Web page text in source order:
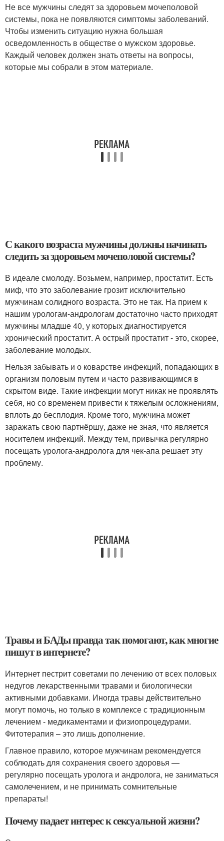
Не все мужчины следят за здоровьем мочеполовой
системы, пока не появляются симптомы заболеваний.
Чтобы изменить ситуацию нужна большая
осведомленность в обществе о мужском здоровье.
Каждый человек должен знать ответы на вопросы,
которые мы собрали в этом материале.
С какого возраста мужчины должны начинать
следить за здоровьем мочеполовой системы?
В идеале смолоду. Возьмем, например, простатит. Есть
миф, что это заболевание грозит исключительно
мужчинам солидного возраста. Это не так. На прием к
нашим урологам-андрологам достаточно часто приходят
мужчины младше 40, у которых диагностируется
хронический простатит. А острый простатит - это, скорее,
заболевание молодых.
Нельзя забывать и о коварстве инфекций, попадающих в
организм половым путем и часто развивающимся в
скрытом виде. Такие инфекции могут никак не проявлять
себя, но со временем привести к тяжелым осложнениям,
вплоть до бесплодия. Кроме того, мужчина может
заражать свою партнёршу, даже не зная, что является
носителем инфекций. Между тем, привычка регулярно
посещать уролога-андролога для чек-апа решает эту
проблему.
Травы и БАДы правда так помогают, как многие
пишут в интернете?
Интернет пестрит советами по лечению от всех половых
недугов лекарственными травами и биологически
активными добавками. Иногда травы действительно
могут помочь, но только в комплексе с традиционным
лечением - медикаментами и физиопроцедурами.
Фитотерапия – это лишь дополнение.
Главное правило, которое мужчинам рекомендуется
соблюдать для сохранения своего здоровья —
регулярно посещать уролога и андролога, не заниматься
самолечением, и не принимать сомнительные
препараты!
Почему падает интерес к сексуальной жизни?